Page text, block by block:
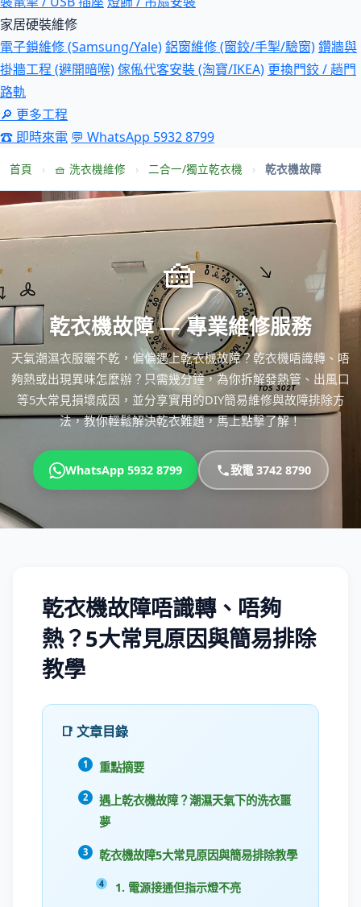
家居硬裝維修
電子鎖維修 (Samsung/Yale)鋁窗維修 (窗鉸/手掣/驗窗)鑽牆與
掛牆工程 (避開暗喉)傢俬代客安裝 (淘寶/IKEA) 更換門鉸 / 趟門
路軌
🔎 更多工程
☎ 即時來電 💬 WhatsApp 5932 8799
首頁 › 🧺 洗衣機維修 › 二合一/獨立乾衣機 › 乾衣機故障
🧺
乾衣機故障 — 專業維修服務
天氣潮濕衣服曬不乾，偏偏遇上乾衣機故障？乾衣機唔識轉、唔
夠熱或出現異味怎麼辦？只需幾分鐘，為你拆解發熱管、出風口
等5大常見損壞成因，並分享實用的DIY簡易維修與故障排除方
法，教你輕鬆解決乾衣難題，馬上點擊了解！
WhatsApp 5932 8799 致電 3742 8790
乾衣機故障唔識轉、唔夠
熱？5大常見原因與簡易排除
教學
📑 文章目錄
重點摘要
遇上乾衣機故障？潮濕天氣下的洗衣噩
夢
乾衣機故障5大常見原因與簡易排除教學
1. 電源接通但指示燈不亮